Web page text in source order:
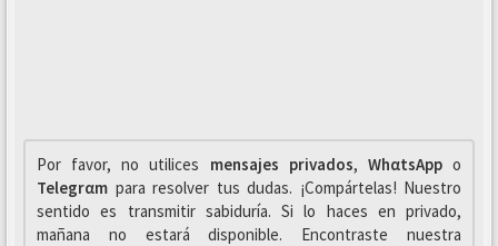
Por favor, no utilices mensajes privados, WhαtsAppo
Telegrαm para resolver tus dudas. ¡Compártelas! Nuestro
sentido es transmitir sabiduría. Si lo haces en privado,
mañana no estará disponible. Encontraste nuestra